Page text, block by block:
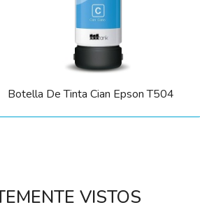
Botella De Tinta Cian Epson T504
VISTOS